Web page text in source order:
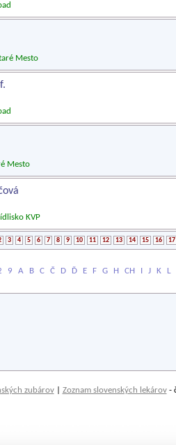
Mesto
Mesto
KVP
3 4 5 6 7 8 9 10 11 12 13 14 15 16 17
9 A B C Č D Ď E F G H CH I J K L
zubárov| Zoznam slovenských lekárov-